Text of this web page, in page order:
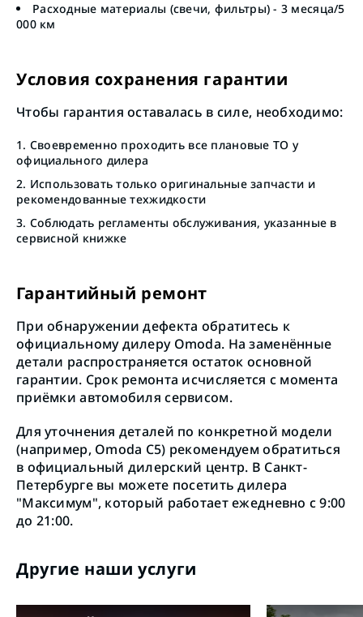
Расходные материалы (свечи, фильтры) - 3 месяца/5
000 км
Условия сохранения гарантии
Чтобы гарантия оставалась в силе, необходимо:
Своевременно проходить все плановые ТО у
официального дилера
Использовать только оригинальные запчасти и
рекомендованные техжидкости
Соблюдать регламенты обслуживания, указанные в
сервисной книжке
Гарантийный ремонт
При обнаружении дефекта обратитесь к
официальному дилеру Omoda. На заменённые
детали распространяется остаток основной
гарантии. Срок ремонта исчисляется с момента
приёмки автомобиля сервисом.
Для уточнения деталей по конкретной модели
(например, Omoda C5) рекомендуем обратиться
в официальный дилерский центр. В Санкт-
Петербурге вы можете посетить дилера
"Максимум", который работает ежедневно с 9:00
до 21:00.
Другие наши услуги